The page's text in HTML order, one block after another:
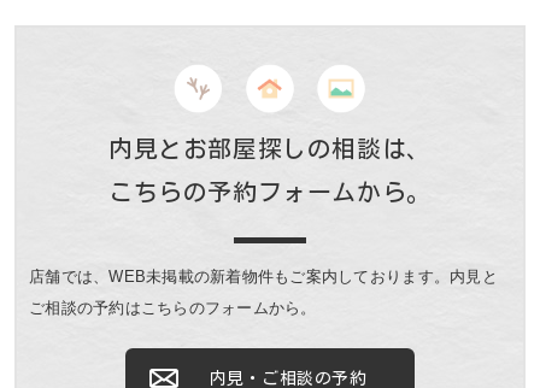
内見とお部屋探しの相談は、
こちらの予約フォームから。
店舗では、WEB未掲載の新着物件もご案内しております。 内見と
ご相談の予約はこちらのフォームから。
内見・ご相談の予約